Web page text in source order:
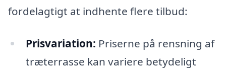
fordelagtigt at indhente flere tilbud:
Prisvariation: Priserne på rensning af
træterrasse kan variere betydeligt